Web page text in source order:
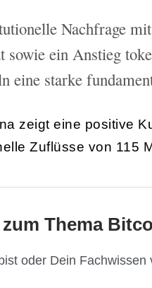
Nachfrage
ein Anstieg
eine starke
zeigt eine positive
Zuflüsse von 115
Thema
oder Dein